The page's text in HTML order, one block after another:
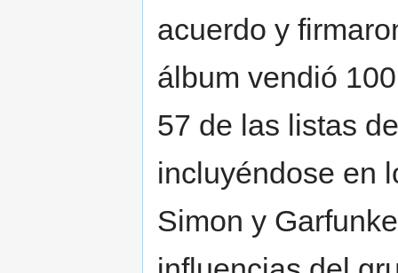
acuerdo y
álbum vendió
57 de las listas
incluyéndose en
Simon y